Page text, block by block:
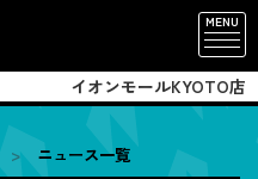
MENU
イオンモールKYOTO店
ニュース一覧